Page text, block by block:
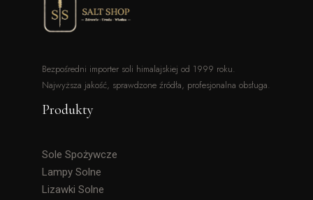
Bezpośredni importer soli himalajskiej od 1999 roku.
Najwyższa jakość, sprawdzone źródła, profesjonalna obsługa.
Produkty
Sole Spożywcze
Lampy Solne
Lizawki Solne